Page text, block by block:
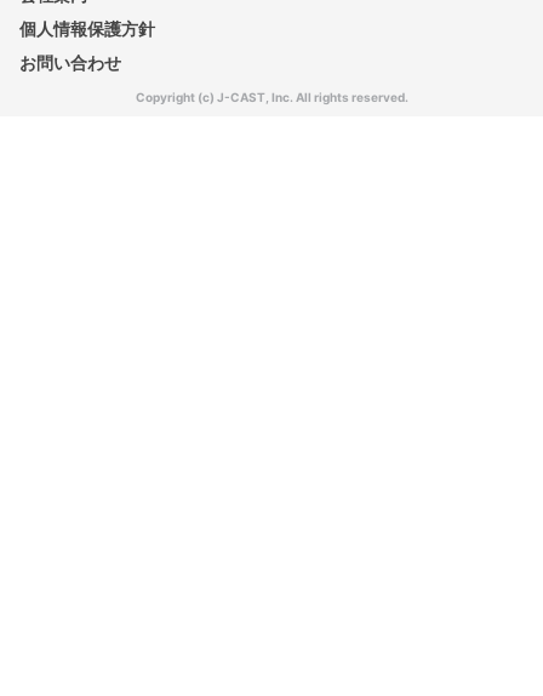
個人情報保護方針
お問い合わせ
Copyright (c) J-CAST, Inc. All rights reserved.